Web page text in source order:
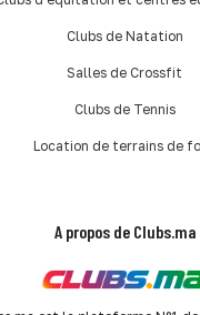
Clubs de Natation
Salles de Crossfit
Clubs de Tennis
Location de terrains de
A propos de Clubs.ma